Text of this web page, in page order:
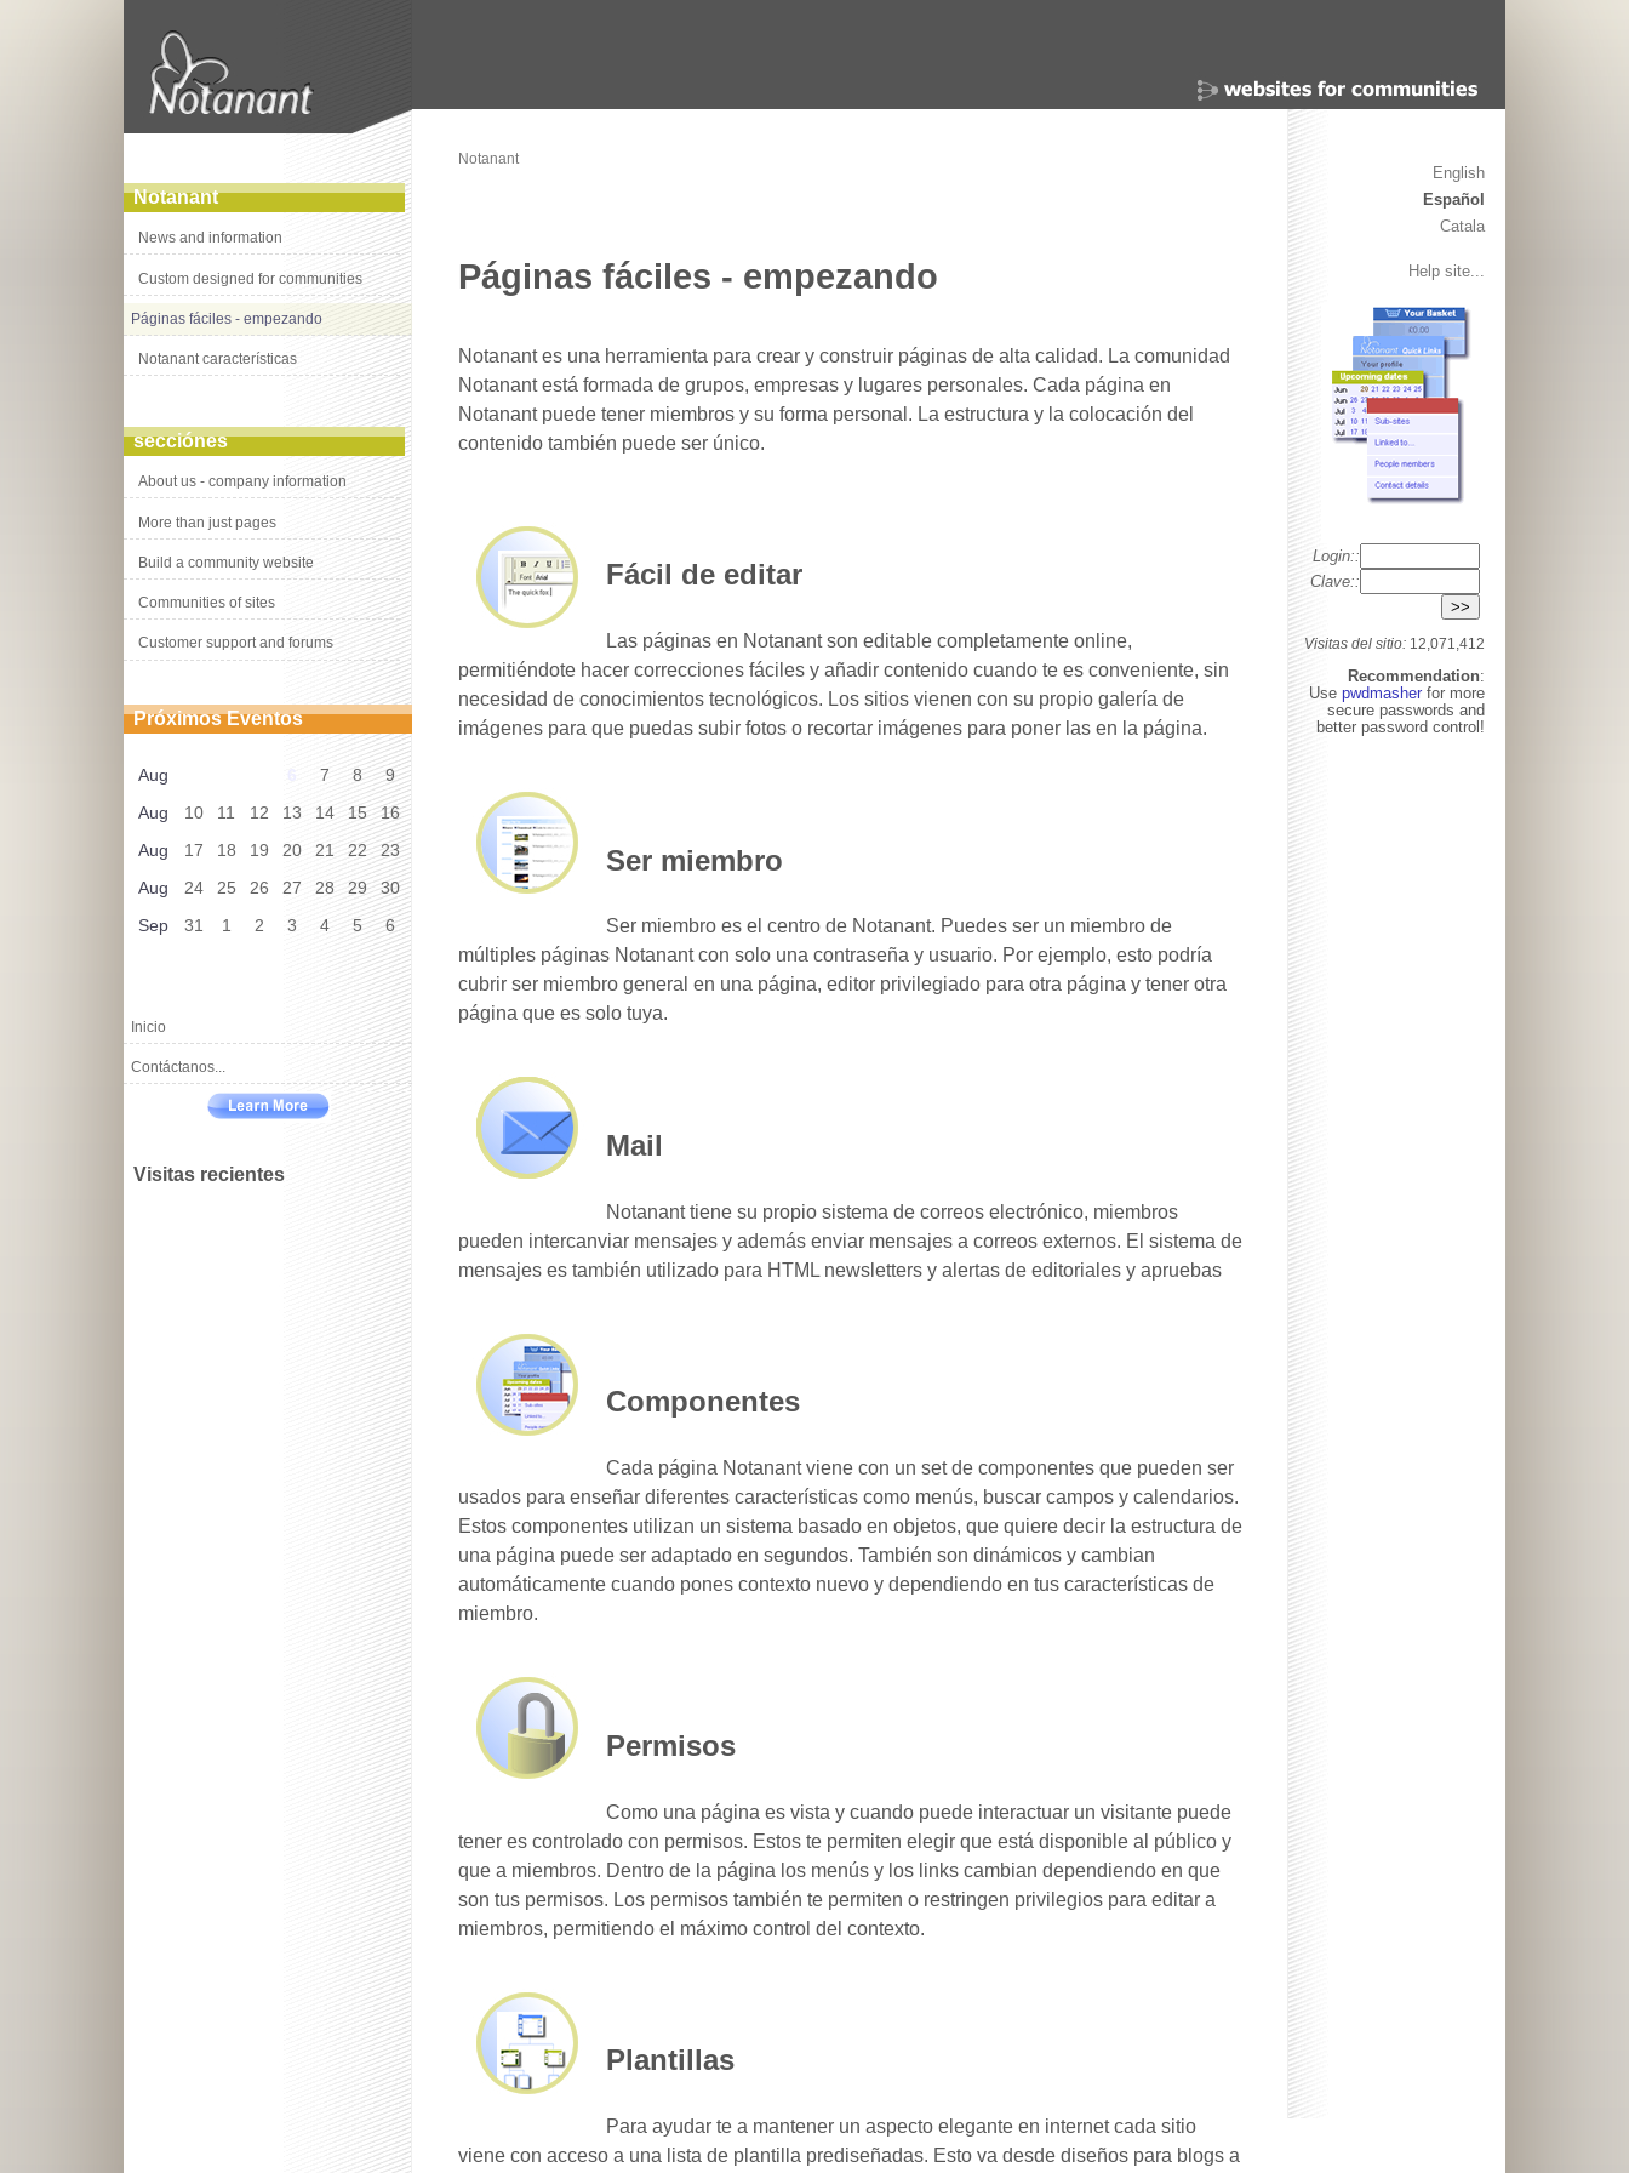
Notanant
News and information
Custom designed for communities
Páginas fáciles - empezando
Notanant características
secciónes
About us - company information
More than just pages
Build a community website
Communities of sites
Customer support and forums
Próximos Eventos
Aug 7 8
9
Aug
10 11 12 13 14 15
16
Aug
17 18 19 20 21 22
23
Aug
24 25 26 27 28 29
30
Sep
31 1 2 3 4 5 6
Inicio
Contáctanos...
Visitas recientes
Notanant
Páginas fáciles - empezando
Notanant es una herramienta para crear y construir páginas de alta calidad. La comunidad
Notanant está formada de grupos, empresas y lugares personales. Cada página en
Notanant puede tener miembros y su forma personal. La estructura y la colocación del
contenido también puede ser único.
Fácil de editar
Las páginas en Notanant son editable completamente online,
permitiéndote hacer correcciones fáciles y añadir contenido cuando te es conveniente, sin
necesidad de conocimientos tecnológicos. Los sitios vienen con su propio galería de
imágenes para que puedas subir fotos o recortar imágenes para poner las en la página.
Ser miembro
Ser miembro es el centro de Notanant. Puedes ser un miembro de
múltiples páginas Notanant con solo una contraseña y usuario. Por ejemplo, esto podría
cubrir ser miembro general en una página, editor privilegiado para otra página y tener otra
página que es solo tuya.
Mail
Notanant tiene su propio sistema de correos electrónico, miembros
pueden intercanviar mensajes y además enviar mensajes a correos externos. El sistema de
mensajes es también utilizado para HTML newsletters y alertas de editoriales y apruebas
Componentes
Cada página Notanant viene con un set de componentes que pueden ser
usados para enseñar diferentes características como menús, buscar campos y calendarios.
Estos componentes utilizan un sistema basado en objetos, que quiere decir la estructura de
una página puede ser adaptado en segundos. También son dinámicos y cambian
automáticamente cuando pones contexto nuevo y dependiendo en tus características de
miembro.
Permisos
Como una página es vista y cuando puede interactuar un visitante puede
tener es controlado con permisos. Estos te permiten elegir que está disponible al público y
que a miembros. Dentro de la página los menús y los links cambian dependiendo en que
son tus permisos. Los permisos también te permiten o restringen privilegios para editar a
miembros, permitiendo el máximo control del contexto.
Plantillas
Para ayudar te a mantener un aspecto elegante en internet cada sitio
viene con acceso a una lista de plantilla prediseñadas. Esto va desde diseños para blogs a
English
Español
Catala
Help site...
Login::
Clave::
Visitas del sitio: 12,071,412
Recommendation:
Use pwdmasher for more
secure passwords and
better password control!